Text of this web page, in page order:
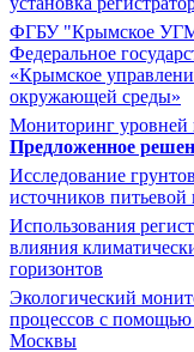
ФГБУ "Крымское
Федеральное
«Крымское
окружающей среды»
Мониторинг уровней
Предложенное
Исследование
источников
Использования
влияния
горизонтов
Экологический
процессов с
Москвы